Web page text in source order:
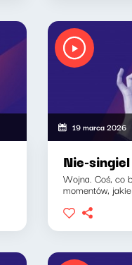
19 marca 2026
Nie-
Wojna. Coś, co
momentów,